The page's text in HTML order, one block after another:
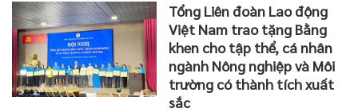
Tổng Liên đoàn Lao động
Việt Nam trao tặng Bằng
khen cho tập thể, cá nhân
ngành Nông nghiệp và Môi
trường có thành tích xuất
sắc